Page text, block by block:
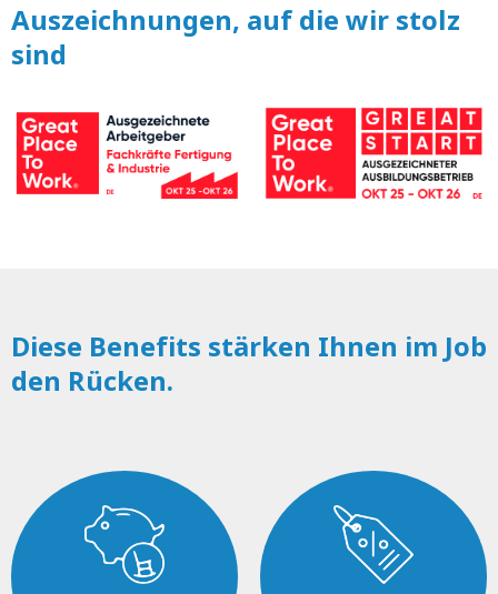
Auszeichnungen, auf die wir stolz
sind
Diese Benefits stärken Ihnen im Job
den Rücken.